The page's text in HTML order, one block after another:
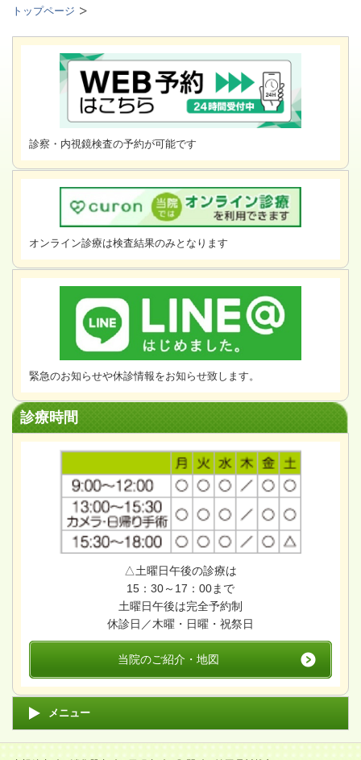
トップページ
診察・内視鏡検査の予約が可能です
オンライン診療は検査結果のみとなります
緊急のお知らせや休診情報をお知らせ致します。
診療時間
△土曜日午後の診療は
15：30～17：00まで
土曜日午後は完全予約制
休診日／木曜・日曜・祝祭日
当院のご紹介・地図
メニュー